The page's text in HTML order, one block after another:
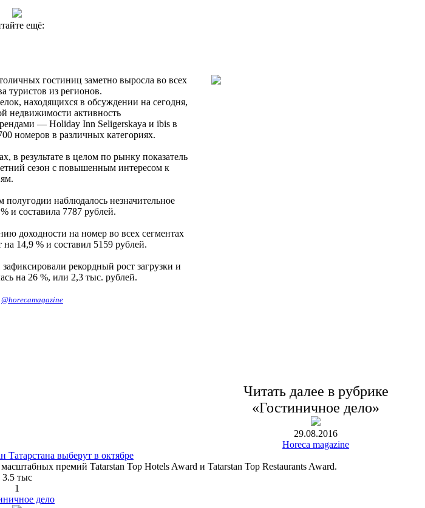
ещё:
гостиниц заметно выросла во всех
туристов из регионов.
находящихся в обсуждении на сегодня,
недвижимости активность
— Holiday Inn Seligerskaya и ibis в
номеров в различных категориях.
в результате в целом по рынку показатель
сезон с повышенным интересом к
наблюдалось незначительное
и составила 7787 рублей.
доходности на номер во всех сегментах
14,9 % и составил 5159 рублей.
рекордный рост загрузки и
на 26 %, или 2,3 тыс. рублей.
@horecamagazine
Читать далее в рубрике
«Гостиничное дело»
29.08.2016
Horeca magazine
Татарстана выберут в октябре
премий Tatarstan Top Hotels Award и Tatarstan Top Restaurants Award.
3.5 тыс
1
дело